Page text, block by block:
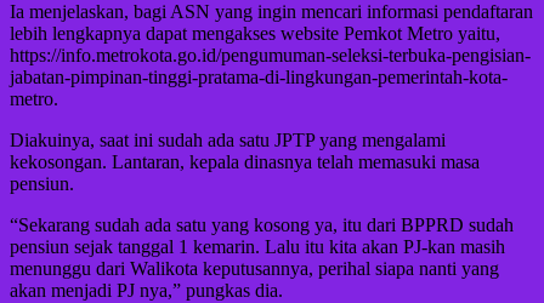
Ia menjelaskan, bagi ASN yang ingin mencari informasi pendaftaran
lebih lengkapnya dapat mengakses website Pemkot Metro yaitu,
https://info.metrokota.go.id/pengumuman-seleksi-terbuka-pengisian-
jabatan-pimpinan-tinggi-pratama-di-lingkungan-pemerintah-kota-
metro.
Diakuinya, saat ini sudah ada satu JPTP yang mengalami
kekosongan. Lantaran, kepala dinasnya telah memasuki masa
pensiun.
“Sekarang sudah ada satu yang kosong ya, itu dari BPPRD sudah
pensiun sejak tanggal 1 kemarin. Lalu itu kita akan PJ-kan masih
menunggu dari Walikota keputusannya, perihal siapa nanti yang
akan menjadi PJ nya,” pungkas dia.